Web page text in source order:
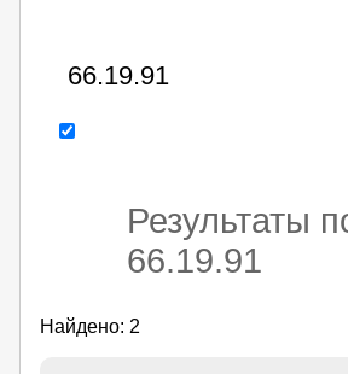
Результаты
66.19.91
Найдено: 2